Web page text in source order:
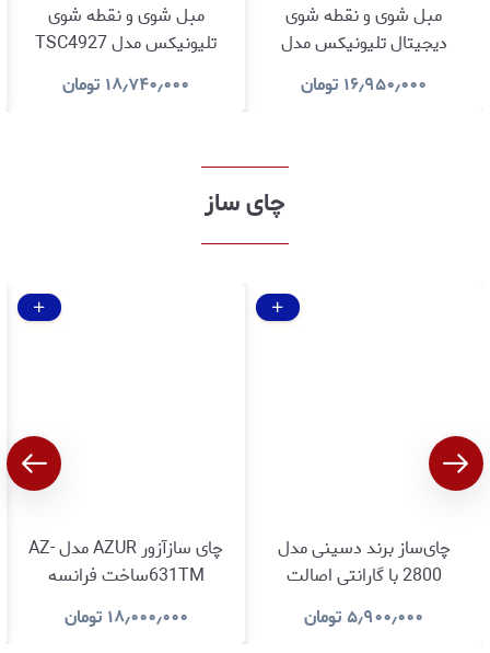
مبل شوی و نقطه شوی
دیجیتال تلیونیکس مدل
TSC4923 با بخار
۱۶٫۹۵۰٫۰۰۰ تومان
مبل شوی و نقطه شوی
تلیونیکس مدل TSC4927
دارای بخار ،با گارانتی اصالت و
سلامت کالا
۱۸٫۷۴۰٫۰۰۰ تومان
چای ساز
چای‌ساز برند دسینی مدل
2800 با گارانتی اصالت
وسلامت کالا
۵٫۹۰۰٫۰۰۰تومان
چای سازآزور AZUR مدل AZ-
631TMساخت فرانسه
باگارانتی اصالت وسلامت کالا
۱۸٫۰۰۰٫۰۰۰ تومان